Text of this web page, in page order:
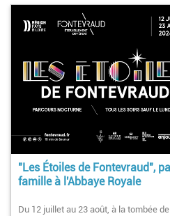
"Les Étoiles de Fontevraud",
famille à l'Abbaye Royale
Du 12 juillet au 23 août, à la tombée